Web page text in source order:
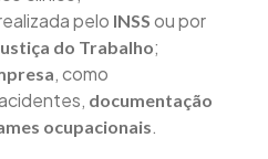
pelo INSS ou por
do Trabalho;
, como
documentação
ocupacionais.